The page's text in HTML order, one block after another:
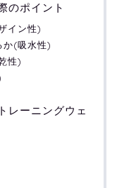
のポイント
イン性)
(吸水性)
性)
レーニングウェ